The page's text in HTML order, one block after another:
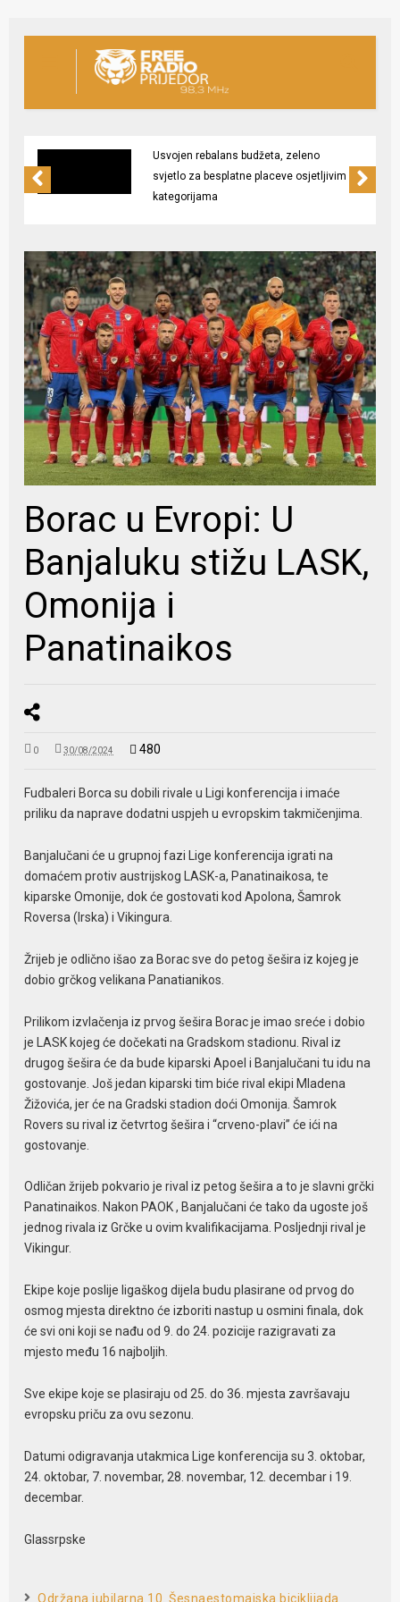
Usvojen rebalans budžeta, zeleno
svjetlo za besplatne placeve osjetljivim
kategorijama
Borac u Evropi: U
Banjaluku stižu LASK,
Omonija i
Panatinaikos
0 30/08/2024 480
Fudbaleri Borca su dobili rivale u Ligi konferencija i imaće
priliku da naprave dodatni uspjeh u evropskim takmičenjima.
Banjalučani će u grupnoj fazi Lige konferencija igrati na
domaćem protiv austrijskog LASK-a, Panatinaikosa, te
kiparske Omonije, dok će gostovati kod Apolona, Šamrok
Roversa (Irska) i Vikingura.
Žrijeb je odlično išao za Borac sve do petog šešira iz kojeg je
dobio grčkog velikana Panatianikos.
Prilikom izvlačenja iz prvog šešira Borac je imao sreće i dobio
je LASK kojeg će dočekati na Gradskom stadionu. Rival iz
drugog šešira će da bude kiparski Apoel i Banjalučani tu idu na
gostovanje. Još jedan kiparski tim biće rival ekipi Mladena
Žižovića, jer će na Gradski stadion doći Omonija. Šamrok
Rovers su rival iz četvrtog šešira i “crveno-plavi” će ići na
gostovanje.
Odličan žrijeb pokvario je rival iz petog šešira a to je slavni grčki
Panatinaikos. Nakon PAOK , Banjalučani će tako da ugoste još
jednog rivala iz Grčke u ovim kvalifikacijama. Posljednji rival je
Vikingur.
Ekipe koje poslije ligaškog dijela budu plasirane od prvog do
osmog mjesta direktno će izboriti nastup u osmini finala, dok
će svi oni koji se nađu od 9. do 24. pozicije razigravati za
mjesto među 16 najboljih.
Sve ekipe koje se plasiraju od 25. do 36. mjesta završavaju
evropsku priču za ovu sezonu.
Datumi odigravanja utakmica Lige konferencija su 3. oktobar,
24. oktobar, 7. novembar, 28. novembar, 12. decembar i 19.
decembar.
Glassrpske
Održana jubilarna 10. Šesnaestomajska biciklijada